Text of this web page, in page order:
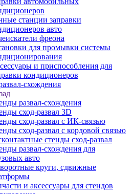
станции заправки
авто
фреона
для промывки системы
и приспособления для
кондиционеров
схождения
развал-схождения
сход-развал 3D
сход-развал с ИК-связью
сход-развал с кордовой связью
стенды сход-развал
развал-схождения для
авто
круги, сдвижные
и аксессуары для стендов